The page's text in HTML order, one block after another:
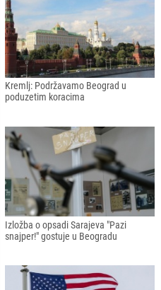
Kremlj: Podržavamo Beograd u
poduzetim koracima
Izložba o opsadi Sarajeva "Pazi
snajper!" gostuje u Beogradu